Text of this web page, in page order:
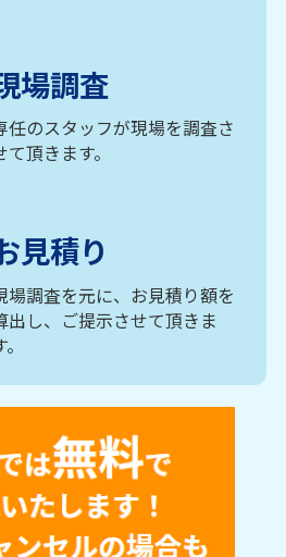
場調査
任のスタッフが現場を調査さ
て頂きます。
見積り
場調査を元に、お見積り額を
出し、ご提示させて頂きま